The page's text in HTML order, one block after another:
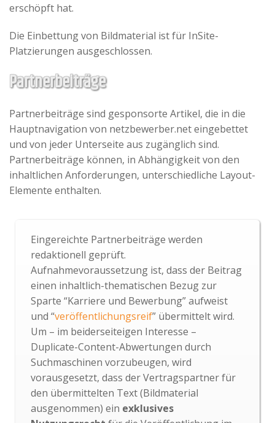
erschöpft hat.
Die Einbettung von Bildmaterial ist für InSite-
Platzierungen ausgeschlossen.
Partnerbeiträge
Partnerbeiträge sind gesponsorte Artikel, die in die
Hauptnavigation von netzbewerber.net eingebettet
und von jeder Unterseite aus zugänglich sind.
Partnerbeiträge können, in Abhängigkeit von den
inhaltlichen Anforderungen, unterschiedliche Layout-
Elemente enthalten.
Eingereichte Partnerbeiträge werden
redaktionell geprüft.
Aufnahmevoraussetzung ist, dass der Beitrag
einen inhaltlich-thematischen Bezug zur
Sparte “Karriere und Bewerbung” aufweist
und “veröffentlichungsreif” übermittelt wird.
Um – im beiderseiteigen Interesse –
Duplicate-Content-Abwertungen durch
Suchmaschinen vorzubeugen, wird
vorausgesetzt, dass der Vertragspartner für
den übermittelten Text (Bildmaterial
ausgenommen) ein exklusives